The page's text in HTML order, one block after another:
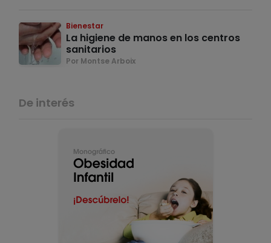
Bienestar
La higiene de manos en los centros
sanitarios
Por Montse Arboix
De interés